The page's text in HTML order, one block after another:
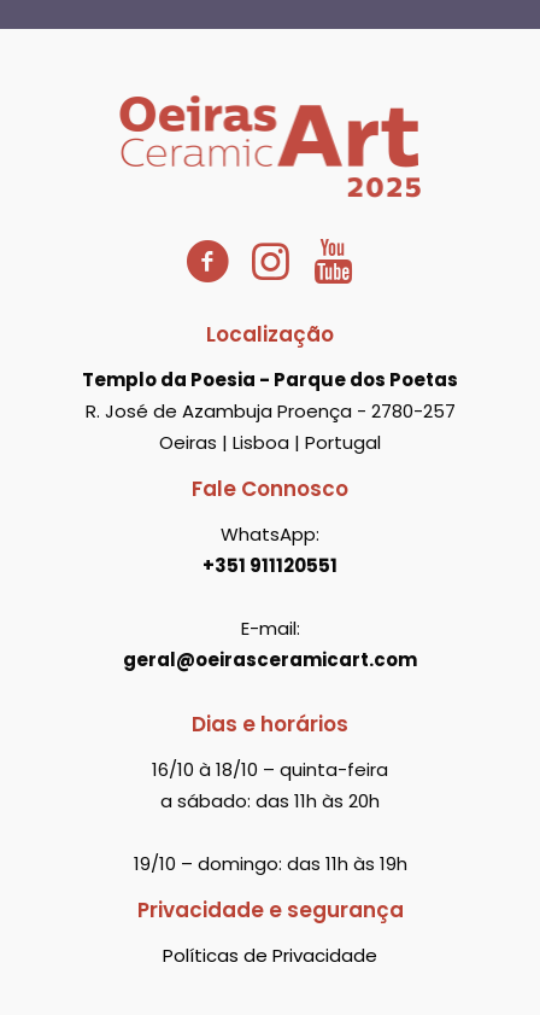
Localização
Templo da Poesia - Parque dos Poetas
R. José de Azambuja Proença - 2780-257
Oeiras | Lisboa | Portugal
Fale Connosco
WhatsApp:
+351 911120551
E-mail:
geral@oeirasceramicart.com
Dias e horários
16/10 à 18/10 – quinta-feira
a sábado: das 11h às 20h
19/10 – domingo: das 11h às 19h
Privacidade e segurança
Políticas de Privacidade